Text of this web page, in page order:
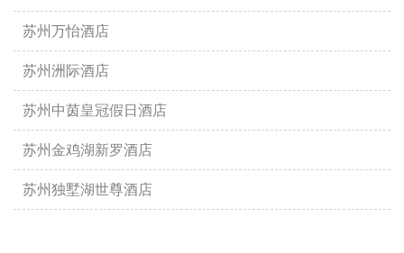
苏州万怡酒店
苏州洲际酒店
苏州中茵皇冠假日酒店
苏州金鸡湖新罗酒店
苏州独墅湖世尊酒店